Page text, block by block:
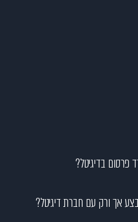
בדיגיטל?
אך ורק עם חברת דיגיטל?